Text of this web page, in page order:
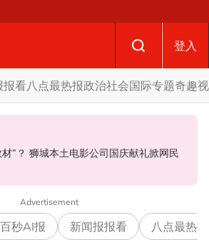
登入
报看八点最热报政治社会国际专题奇趣
驳斥全国大选提前举行 法米：各成员党承诺挺政府至届满
献礼掀网民权限 5蓝眼议员: 改革不是
Advertisement
百秒AI报 新闻报报看 八点最热报